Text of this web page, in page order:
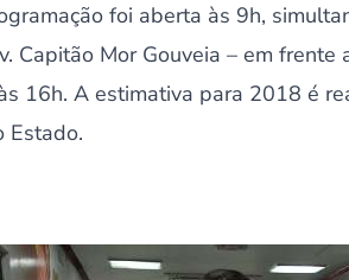
foi aberta às 9h,
Capitão Mor Gouveia – em
16h. A estimativa para 2018 é
Estado.